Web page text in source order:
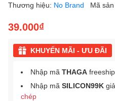
Thương hiệu: No Brand Mã
39.000₫
KHUYẾN MÃI - ƯU ĐÃI
Nhập mã THAGA
Nhập mã SILICON99K
chép